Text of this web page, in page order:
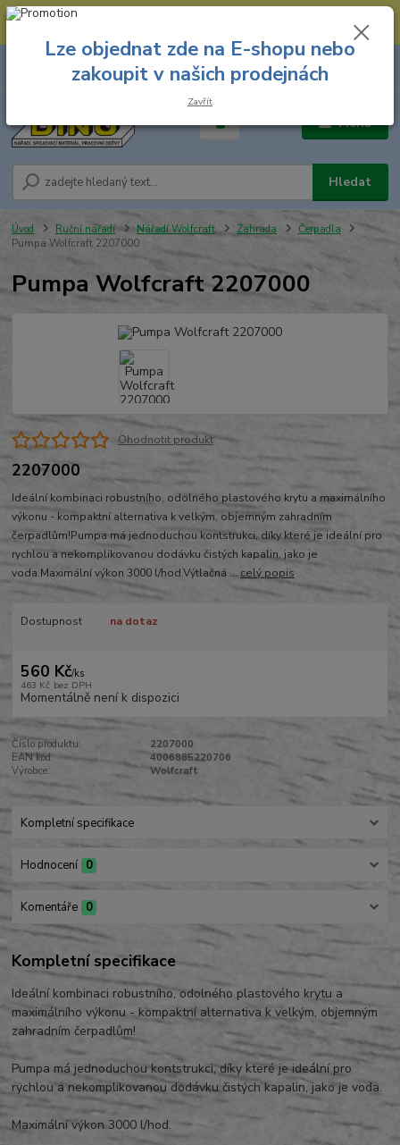
--- Spojovací materiál: 774 431 045 --- Prodejna nářadí: 731 449 423 --
Menu
Hledat
8.00 hod. - 16.00 hod.
za
Úvod Ruční nářadí Nářadí Wolfcraft Zahrada
Čerpadla
Pumpa Wolfcraft 2207000
Pumpa Wolfcraft 2207000
Ohodnotit produkt
2207000
Ideální kombinaci robustního, odolného plastového krytu a maximálního
výkonu - kompaktní alternativa k velkým, objemným zahradním
čerpadlům!Pumpa má jednoduchou kontstrukci, díky které je ideální pro
rychlou a nekomplikovanou dodávku čistých kapalin, jako je
voda.Maximální výkon 3000 l/hod.Výtlačná ... celý popis
Dostupnost na dotaz
560 Kč/ks
463 Kč bez DPH
Momentálně není k dispozici
Číslo produktu:
2207000
EAN kód:
4006885220706
Výrobce:
Wolfcraft
Kompletní specifikace
Hodnocení 0
Komentáře 0
Kompletní specifikace
Ideální kombinaci robustního, odolného plastového krytu a
maximálního výkonu - kompaktní alternativa k velkým, objemným
zahradním čerpadlům!
Pumpa má jednoduchou kontstrukci, díky které je ideální pro
rychlou a nekomplikovanou dodávku čistých kapalin, jako je voda.
Maximální výkon 3000 l/hod.
Lze objednat zde na E-shopu nebo
zakoupit v našich prodejnách
Zavřít